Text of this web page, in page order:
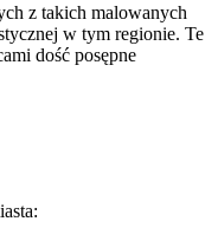
z takich malowanych
w tym regionie. Te
dość posępne